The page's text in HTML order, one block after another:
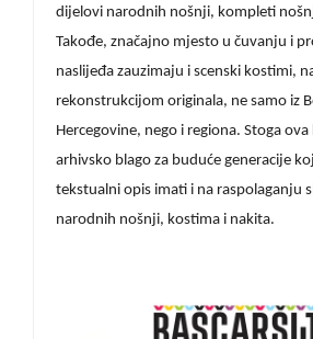
dijelovi narodnih nošnji, kompleti
Takođe, značajno mjesto u čuvanju i
naslijeđa zauzimaju i scenski kostimi,
rekonstrukcijom originala, ne samo iz
Hercegovine, nego i regiona. Stoga
arhivsko blago za buduće generacije
tekstualni opis imati i na raspolaganju
narodnih nošnji, kostima i nakita.